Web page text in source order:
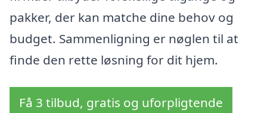
pakker, der kan matche dine behov og
budget. Sammenligning er nøglen til at
finde den rette løsning for dit hjem.
Få 3 tilbud, gratis og uforpligtende